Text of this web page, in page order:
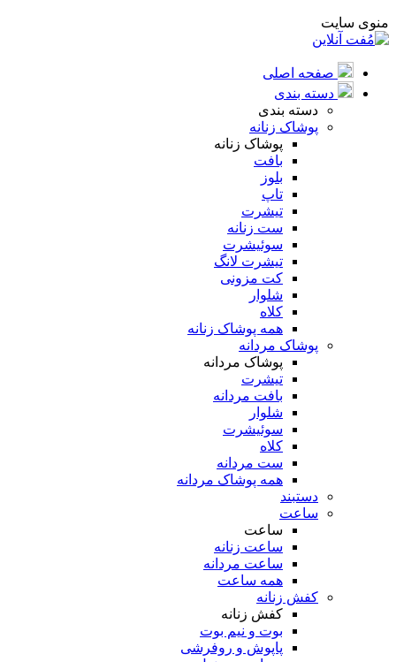
منوی سایت
صفحه اصلی
دسته بندی
دسته بندی
پوشاک زنانه
پوشاک زنانه
بافت
بلوز
تاپ
تیشرت
ست زنانه
سوئیشرت
تیشرت لانگ
کت مزونی
شلوار
کلاه
همه پوشاک زنانه
پوشاک مردانه
پوشاک مردانه
تیشرت
بافت مردانه
شلوار
سوئیشرت
کلاه
ست مردانه
همه پوشاک مردانه
دستبند
ساعت
ساعت
ساعت زنانه
ساعت مردانه
همه ساعت
کفش زنانه
کفش زنانه
بوت و نیم بوت
پاپوش و روفرشی